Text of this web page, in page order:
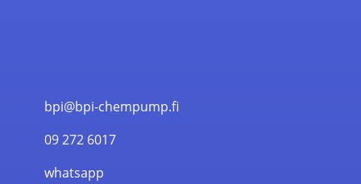
bpi@bpi-chempump.fi
09 272 6017
whatsapp